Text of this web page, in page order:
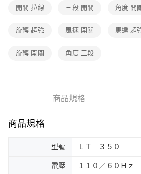
開關 拉線 三段 開關 角度 開
旋轉 超強 風速 開關 馬達 超
旋轉 開關 角度 三段
商品規格
商品規格
型號 ＬＴ－３５０
電壓 １１０／６０Ｈｚ